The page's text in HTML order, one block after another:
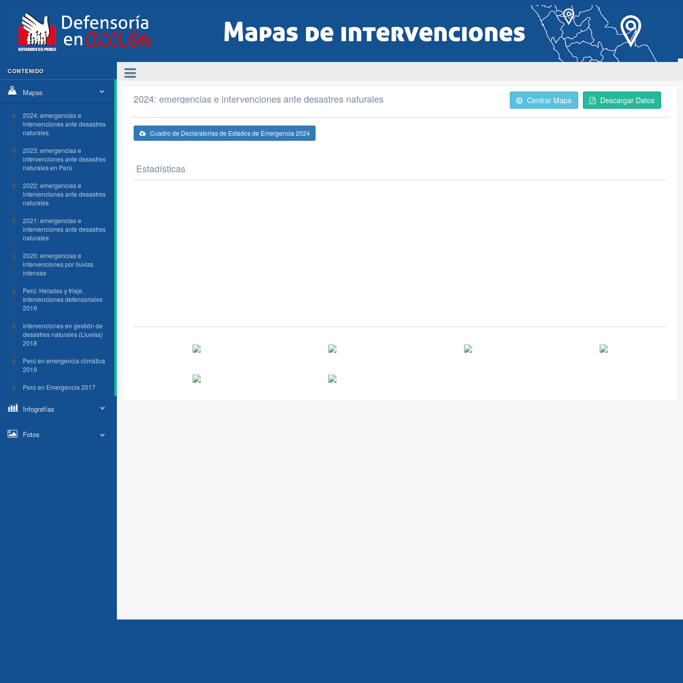
CONTENIDO
Mapas
2024: emergencias e
intervenciones ante desastres
naturales
2023: emergencias e
intervenciones ante desastres
naturales en Perú
2022: emergencias e
intervenciones ante desastres
naturales
2021: emergencias e
intervenciones ante desastres
naturales
2020: emergencias e
intervenciones por lluvias
intensas
Perú: Heladas y friaje.
Intervenciones defensoriales
2019
Intervenciones en gestión de
desastres naturales (Lluvias)
2018
Perú en emergencia climática
2019
Perú en Emergencia 2017
Infografías
Fotos
2024: emergencias e intervenciones ante desastres naturales Centrar Mapa Descargar Datos
Cuadro de Declaratorias de Estados de Emergencia 2024
Estadísticas